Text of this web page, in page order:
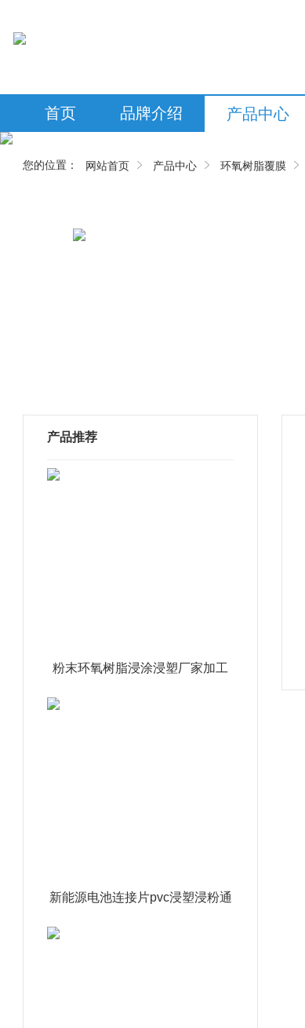
首页 品牌介绍 产品中心
您的位置： 网站首页 产品中心 环氧树脂覆膜
产品推荐
粉末环氧树脂浸涂浸塑厂家加工
新能源电池连接片pvc浸塑浸粉通